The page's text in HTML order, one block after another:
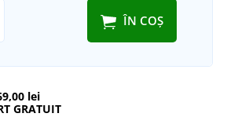
ÎN COȘ
lei
GRATUIT